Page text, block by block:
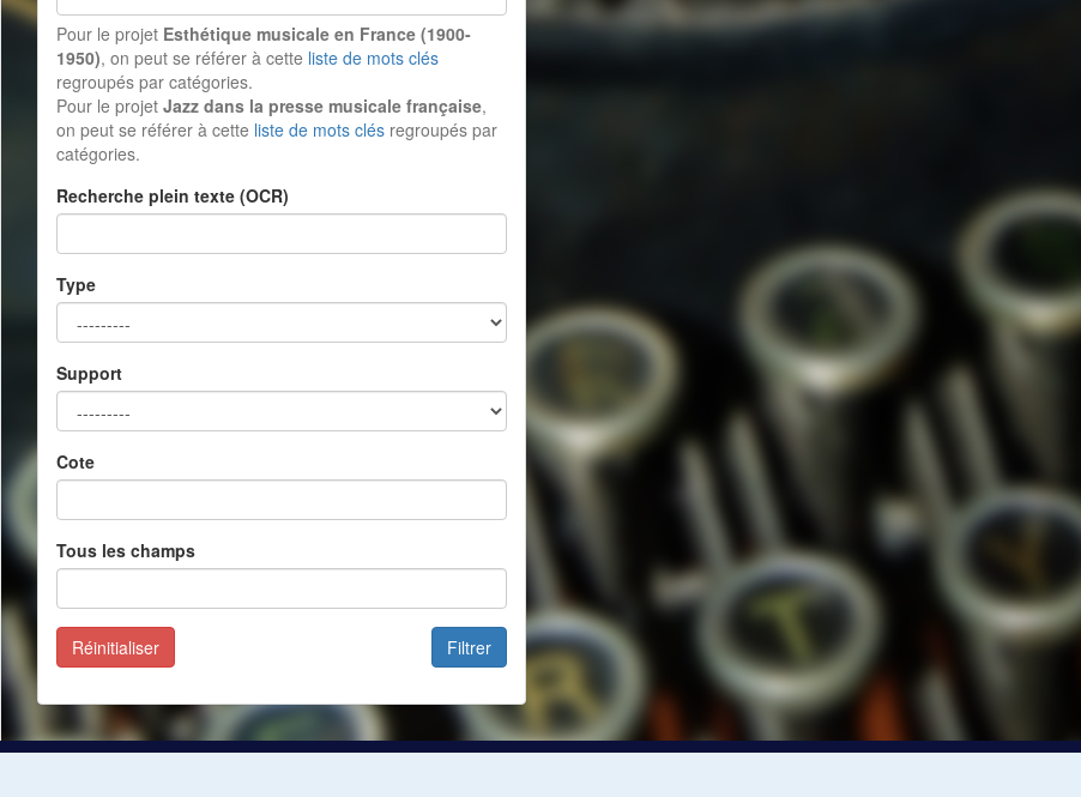
Pour le projet Esthétique musicale en France (1900-
1950), on peut se référer à cette liste de mots clés
regroupés par catégories.
Pour le projet Jazz dans la presse musicale française,
on peut se référer à cette liste de mots clés regroupés par
catégories.
Recherche plein texte (OCR)
Type
Support
Cote
Tous les champs
Filtrer
Réinitialiser